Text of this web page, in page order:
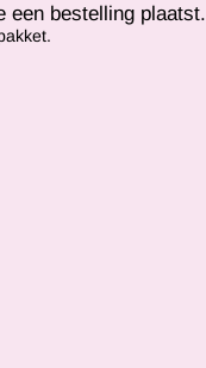
een bestelling plaatst.